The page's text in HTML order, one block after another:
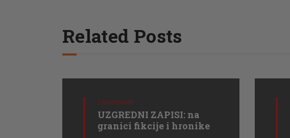
Related Posts
Zanimljivosti
UZGREDNI ZAPISI: na
granici fikcije i hronike